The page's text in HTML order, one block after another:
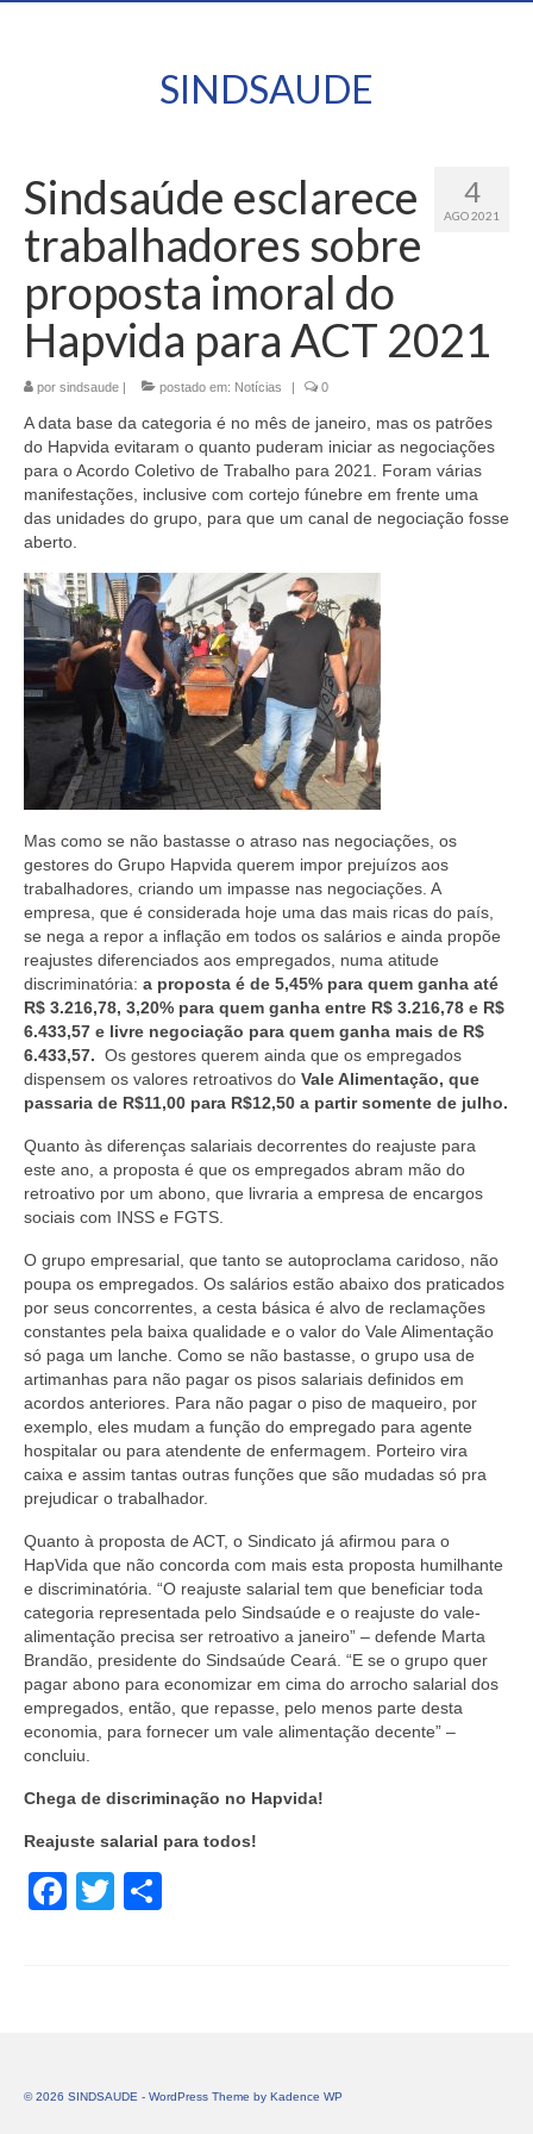
SINDSAUDE
4
AGO 2021
Sindsaúde esclarece
trabalhadores sobre
proposta imoral do
Hapvida para ACT 2021
por sindsaude | postado em: Notícias | 0
A data base da categoria é no mês de janeiro, mas os patrões
do Hapvida evitaram o quanto puderam iniciar as negociações
para o Acordo Coletivo de Trabalho para 2021. Foram várias
manifestações, inclusive com cortejo fúnebre em frente uma
das unidades do grupo, para que um canal de negociação fosse
aberto.
Mas como se não bastasse o atraso nas negociações, os
gestores do Grupo Hapvida querem impor prejuízos aos
trabalhadores, criando um impasse nas negociações. A
empresa, que é considerada hoje uma das mais ricas do país,
se nega a repor a inflação em todos os salários e ainda propõe
reajustes diferenciados aos empregados, numa atitude
discriminatória: a proposta é de 5,45% para quem ganha até
R$ 3.216,78, 3,20% para quem ganha entre R$ 3.216,78 e R$
6.433,57 e livre negociação para quem ganha mais de R$
6.433,57. Os gestores querem ainda que os empregados
dispensem os valores retroativos do Vale Alimentação, que
passaria de R$11,00 para R$12,50 a partir somente de julho.
Quanto às diferenças salariais decorrentes do reajuste para
este ano, a proposta é que os empregados abram mão do
retroativo por um abono, que livraria a empresa de encargos
sociais com INSS e FGTS.
O grupo empresarial, que tanto se autoproclama caridoso, não
poupa os empregados. Os salários estão abaixo dos praticados
por seus concorrentes, a cesta básica é alvo de reclamações
constantes pela baixa qualidade e o valor do Vale Alimentação
só paga um lanche. Como se não bastasse, o grupo usa de
artimanhas para não pagar os pisos salariais definidos em
acordos anteriores. Para não pagar o piso de maqueiro, por
exemplo, eles mudam a função do empregado para agente
hospitalar ou para atendente de enfermagem. Porteiro vira
caixa e assim tantas outras funções que são mudadas só pra
prejudicar o trabalhador.
Quanto à proposta de ACT, o Sindicato já afirmou para o
HapVida que não concorda com mais esta proposta humilhante
e discriminatória. “O reajuste salarial tem que beneficiar toda
categoria representada pelo Sindsaúde e o reajuste do vale-
alimentação precisa ser retroativo a janeiro” – defende Marta
Brandão, presidente do Sindsaúde Ceará. “E se o grupo quer
pagar abono para economizar em cima do arrocho salarial dos
empregados, então, que repasse, pelo menos parte desta
economia, para fornecer um vale alimentação decente” –
concluiu.
Chega de discriminação no Hapvida!
Reajuste salarial para todos!
Facebook
Twitter
© 2026 SINDSAUDE - WordPress Theme by Kadence WP